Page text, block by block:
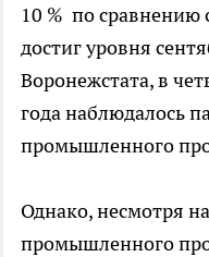
10 % по сравнению
достиг уровня
Воронежстата, в
года наблюдалось
промышленного
Однако, несмотря
промышленного